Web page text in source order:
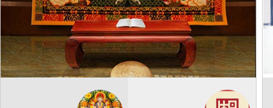
¥: 4000000.00